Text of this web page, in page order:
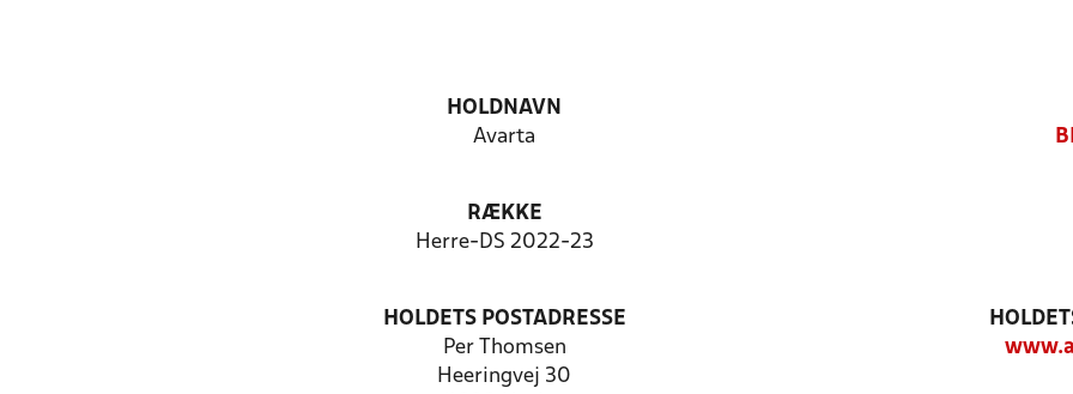
HOLDNAVN
Avarta
RÆKKE
Herre-DS 2022-23
HOLDETS POSTADRESSE
Per Thomsen
Heeringvej 30